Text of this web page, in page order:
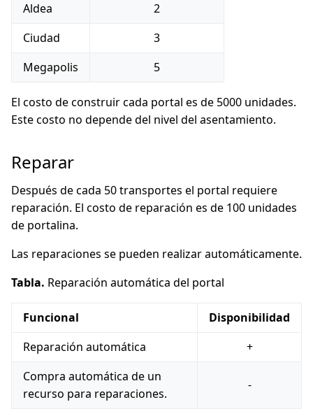
Aldea
2
Ciudad
3
Megapolis
5
El costo de construir cada portal es de 5000 unidades.
Este costo no depende del nivel del asentamiento.
Reparar
Después de cada 50 transportes el portal requiere
reparación. El costo de reparación es de 100 unidades
de portalina.
Las reparaciones se pueden realizar automáticamente.
Tabla. Reparación automática del portal
Funcional
Disponibilidad
Reparación automática
+
Compra automática de un
recurso para reparaciones.
-